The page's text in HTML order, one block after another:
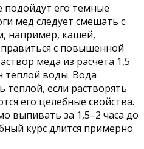
его темные
мед следует смешать с
например, кашей,
с повышенной
меда из расчета 1,5
теплой воды. Вода
если растворять
его целебные свойства.
выпивать за 1,5–2 часа до
курс длится примерно